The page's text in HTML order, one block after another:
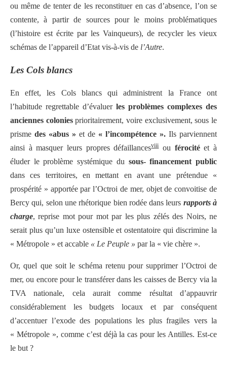
ou même de tenter de les reconstituer en cas d’absence, l’on se
contente, à partir de sources pour le moins problématiques
(l’histoire est écrite par les Vainqueurs), de recycler les vieux
schémas de l’appareil d’Etat vis-à-vis de l’Autre.
Les Cols blancs
En effet, les Cols blancs qui administrent la France ont
l’habitude regrettable d’évaluer les problèmes complexes des
anciennes coloniesprioritairement, voire exclusivement, sous le
prisme des «abus » et de « l’incompétence ». Ils parviennent
ainsi à masquer leurs propres défaillancesviiiou férocitéet à
éluder le problème systémique du sous- financement public
dans ces territoires, en mettant en avant une prétendue «
prospérité » apportée par l’Octroi de mer, objet de convoitise de
Bercy qui, selon une rhétorique bien rodée dans leurs rapports à
charge, reprise mot pour mot par les plus zélés des Noirs, ne
serait plus qu’un luxe ostensible et ostentatoire qui discrimine la
« Métropole » et accable « Le Peuple » par la « vie chère ».
Or, quel que soit le schéma retenu pour supprimer l’Octroi de
mer, ou encore pour le transférer dans les caisses de Bercy via la
TVA nationale, cela aurait comme résultat d’appauvrir
considérablement les budgets locaux et par conséquent
d’accentuer l’exode des populations les plus fragiles vers la
« Métropole », comme c’est déjà la cas pour les Antilles. Est-ce
le but ?